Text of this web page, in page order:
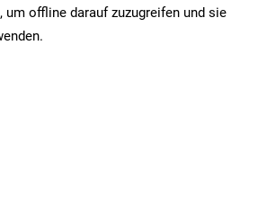
um offline darauf zuzugreifen und sie